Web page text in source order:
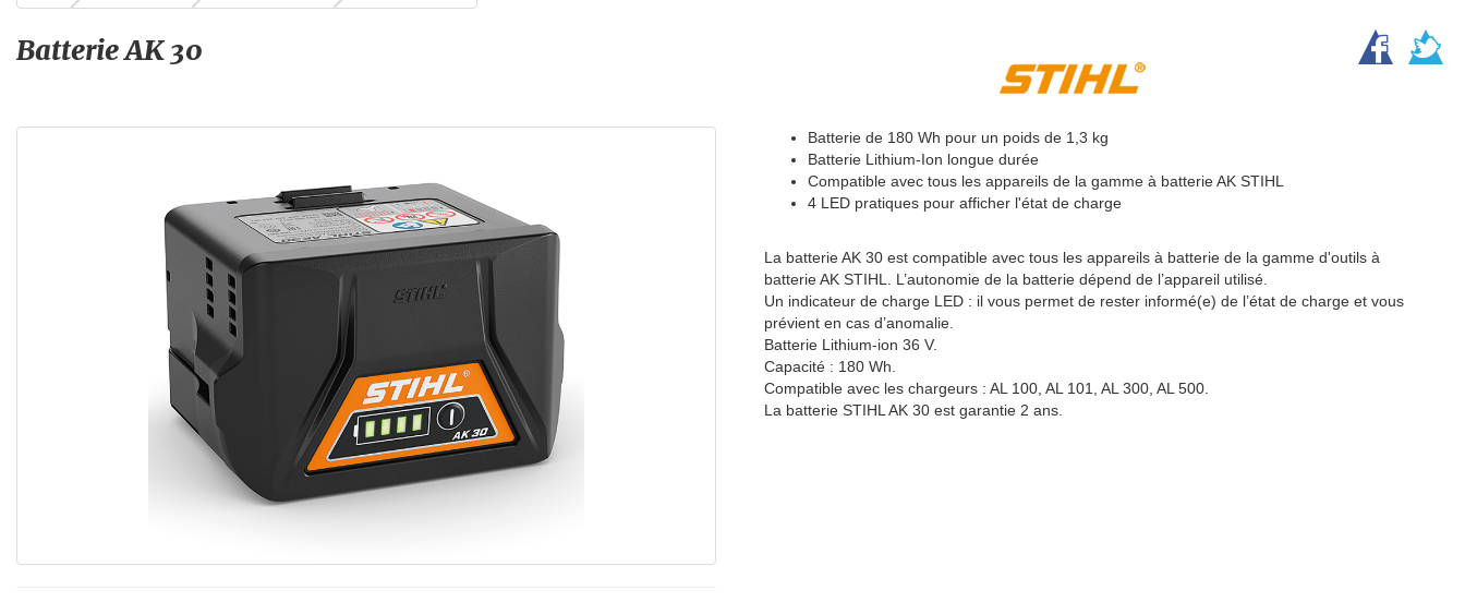
Batterie AK 30
Batterie de 180 Wh pour un poids de 1,3 kg
Batterie Lithium-Ion longue durée
Compatible avec tous les appareils de la gamme à batterie AK STIHL
4 LED pratiques pour afficher l'état de charge
La batterie AK 30 est compatible avec tous les appareils à batterie de la gamme d'outils à
batterie AK STIHL. L’autonomie de la batterie dépend de l’appareil utilisé.
Un indicateur de charge LED : il vous permet de rester informé(e) de l’état de charge et vous
prévient en cas d’anomalie.
Batterie Lithium-ion 36 V.
Capacité : 180 Wh.
Compatible avec les chargeurs : AL 100, AL 101, AL 300, AL 500.
La batterie STIHL AK 30 est garantie 2 ans.